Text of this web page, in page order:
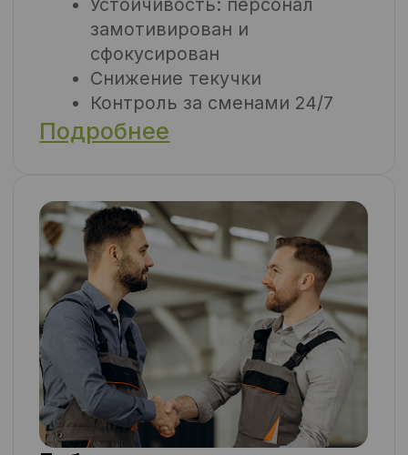
Работаем с 2010 года.
Обслуживаем производства,
склады, агро- и ритейл-
объекты по всей России.
Специализируемся на
комплектовщиков,
разнорабочих и др.
Работаемв Екатеринбурге,
Свердловской области, ЦФО и
по всей стране
Подбираем формат под
задачу: местный, вахта,
гибрид.